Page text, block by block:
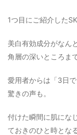
1つ目にご紹介した
美白有効成分がなん
角層の深いところま
愛用者からは「3日
驚きの声も。
付けた瞬間に肌にな
ておきのひと時とな